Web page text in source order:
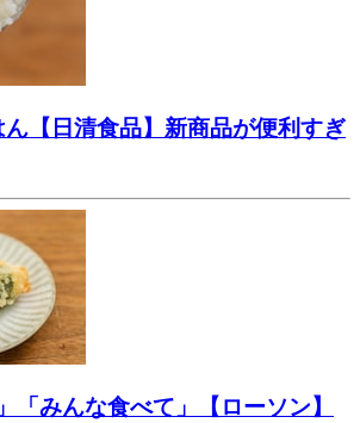
【日清食品】新商品が便利すぎ
「みんな食べて」【ローソン】